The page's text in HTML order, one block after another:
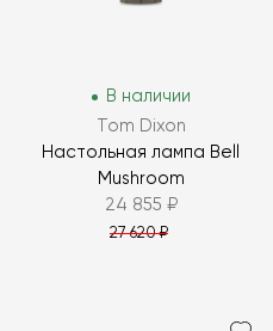
В наличии
Tom Dixon
Настольная лампа Bell
Mushroom
24 855 ₽
27 620 ₽